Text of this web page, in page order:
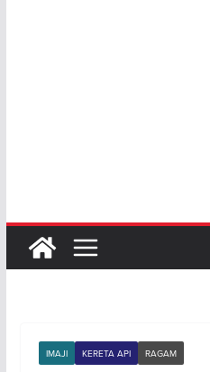
IMAJI KERETA API RAGAM